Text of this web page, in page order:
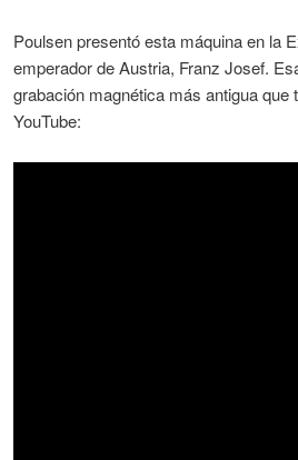
Poulsen presentó esta máquina en la
emperador de Austria, Franz Josef.
grabación magnética más antigua
YouTube: